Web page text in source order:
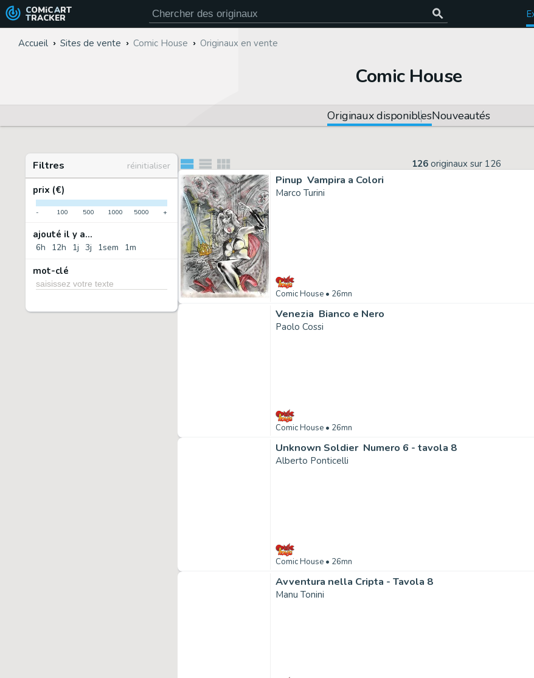
COMiC ART
TRACKER
Accueil Sites de vente Comic House Originaux en vente
Comic House
Originaux disponiblesNouveautés
Filtres
réinitialiser
prix (€)
- 100 500 1000 5000 +
ajouté il y a...
6h 12h 1j 3j 1sem 1m
mot-clé
126 originaux sur 126
Pinup  Vampira a Colori
Marco Turini
Comic House • 26mn
Venezia  Bianco e Nero
Paolo Cossi
Comic House • 26mn
Unknown Soldier  Numero 6 - tavola 8
Alberto Ponticelli
Comic House • 26mn
Avventura nella Cripta - Tavola 8
Manu Tonini